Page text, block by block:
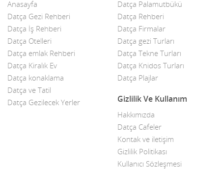
Çelik Kapı
Çiçekçiler
Datça Bademi
Datça Feribot
Datça Köy Ürünleri
Anasayfa
Datça Gezi Rehberi
Datça İş Rehberi
Datça Otelleri
Datça emlak Rehberi
Datça Kiralık Ev
Datça konaklama
Datça ve Tatil
Datça Gezilecek Yerler
Datça Palamutbükü
Datça Rehberi
Datça Firmalar
Datça gezi Turları
Datça Tekne Turları
Datça Knidos Turları
Datça Plajlar
Gizlilik Ve Kullanım
Hakkımızda
Datça Cafeler
Kontak ve iletişim
Gizlilik Politikası
Kullanıcı Sözleşmesi